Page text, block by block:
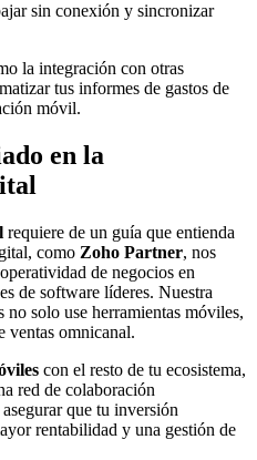
sin conexión y sincronizar
la integración con otras
tus informes de gastos de
móvil.
en la
requiere de un guía que entienda
como Zoho Partner, nos
de negocios en
de software líderes. Nuestra
solo use herramientas móviles,
ventas omnicanal.
con el resto de tu ecosistema,
red de colaboración
que tu inversión
rentabilidad y una gestión de